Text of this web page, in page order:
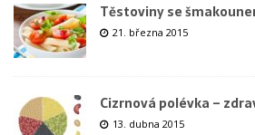
Těstoviny se
21. března 2015
Cizrnová polévka –
13. dubna 2015